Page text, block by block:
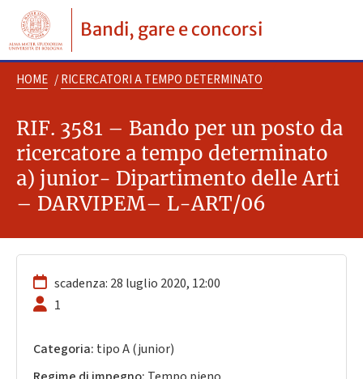
Bandi, gare e concorsi
HOME / RICERCATORI A TEMPO DETERMINATO
RIF. 3581 – Bando per un posto da
ricercatore a tempo determinato
a) junior- Dipartimento delle Arti
– DARVIPEM– L-ART/06
scadenza: 28 luglio 2020, 12:00
1
Categoria: tipo A (junior)